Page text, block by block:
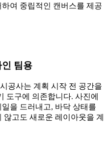
여 중립적인 캔버스를 제공
팀용
공사는 계획 시작 전 공간을
도구에 의존합니다. 사진에
을 드러내고, 바닥 상태를
고도 새로운 레이아웃을 계